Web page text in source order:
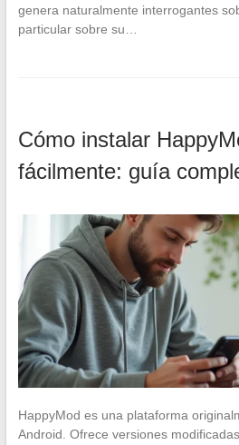
genera naturalmente interrogantes
particular sobre su…
Cómo instalar
fácilmente: guía
HappyMod es una plataforma
Android. Ofrece versiones